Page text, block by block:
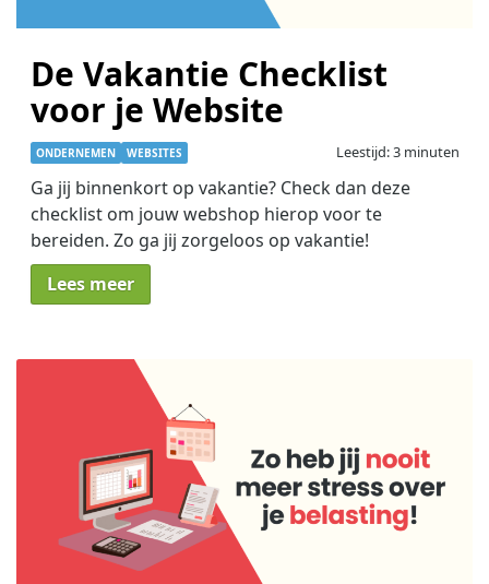
De Vakantie Checklist
voor je Website
ONDERNEMEN WEBSITES Leestijd: 3 minuten
Ga jij binnenkort op vakantie? Check dan deze
checklist om jouw webshop hierop voor te
bereiden. Zo ga jij zorgeloos op vakantie!
Lees meer